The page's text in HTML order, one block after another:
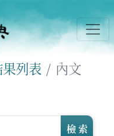
列表 內文
檢 索